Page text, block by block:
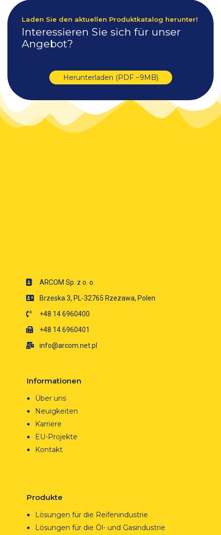
Laden Sie den aktuellen Produktkatalog herunter!
Interessieren Sie sich für unser
Angebot?
Herunterladen (PDF ~9MB)
ARCOM Sp. z o. o.
Brzeska 3, PL-32765 Rzezawa, Polen
+48 14 6960400
+48 14 6960401
info@arcom.net.pl
Informationen
Über uns
Neuigkeiten
Karriere
EU-Projekte
Kontakt
Produkte
Lösungen für die Reifenindustrie
Lösungen für die Öl- und Gasindustrie